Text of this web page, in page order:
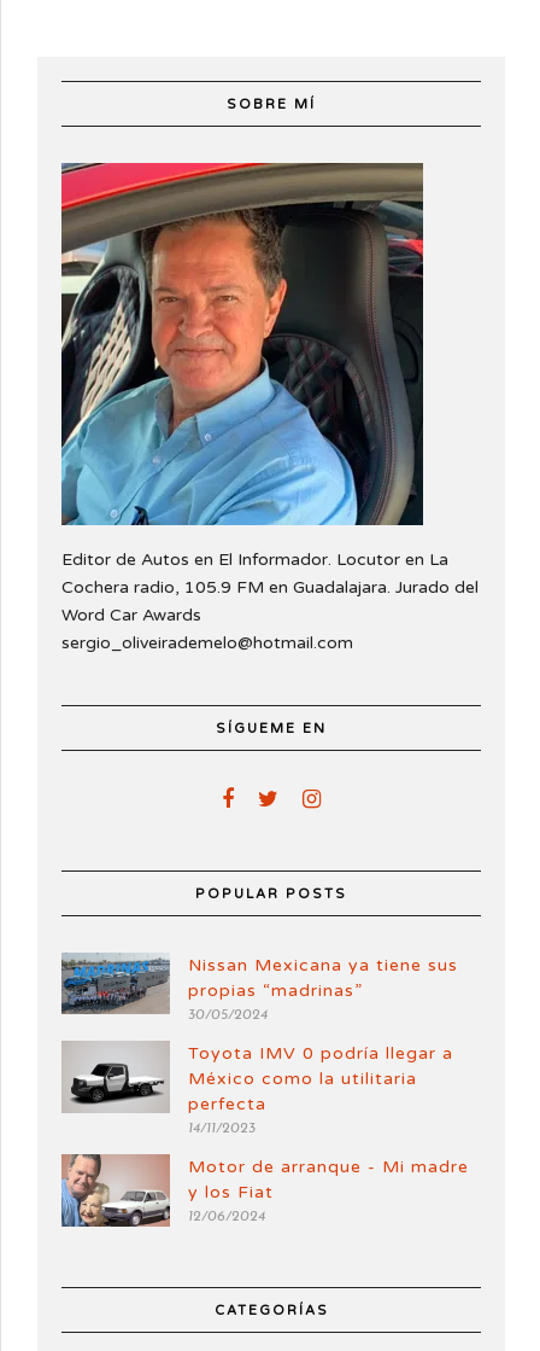
SOBRE MÍ
Editor de Autos en El Informador. Locutor en La
Cochera radio, 105.9 FM en Guadalajara. Jurado del
Word Car Awards
sergio_oliveirademelo@hotmail.com
SÍGUEME EN
POPULAR POSTS
Nissan Mexicana ya tiene sus
propias “madrinas”
30/05/2024
Toyota IMV 0 podría llegar a
México como la utilitaria
perfecta
14/11/2023
Motor de arranque - Mi madre
y los Fiat
12/06/2024
CATEGORÍAS